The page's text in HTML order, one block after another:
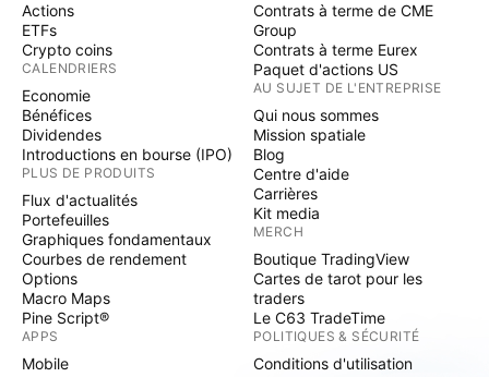
Actions
ETFs
Crypto coins
CALENDRIERS
Economie
Bénéfices
Dividendes
Introductions en bourse (IPO)
PLUS DE PRODUITS
Flux d'actualités
Portefeuilles
Graphiques fondamentaux
Courbes de rendement
Options
Macro Maps
Pine Script®
APPS
Mobile
Contrats à terme de CME
Group
Contrats à terme Eurex
Paquet d'actions US
AU SUJET DE L'ENTREPRISE
Qui nous sommes
Mission spatiale
Blog
Centre d'aide
Carrières
Kit media
MERCH
Boutique TradingView
Cartes de tarot pour les
traders
Le C63 TradeTime
POLITIQUES & SÉCURITÉ
Conditions d'utilisation